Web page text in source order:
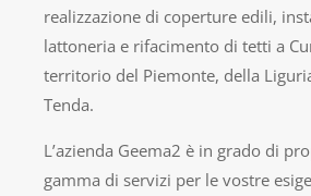
realizzazione di coperture edili,
lattoneria e rifacimento di tetti a
territorio del Piemonte, della
Tenda.
L’azienda Geema2 è in grado di
gamma di servizi per le vostre